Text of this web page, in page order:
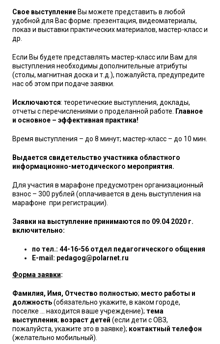
Свое выступление Вы можете представить в любой
удобной для Вас форме: презентация, видеоматериалы,
показ и выставки практических материалов, мастер-класс и
др.
Если Вы будете представлять мастер-класс или Вам для
выступления необходимы дополнительные атрибуты
(столы, магнитная доска и т.д.), пожалуйста, предупредите
нас об этом при подаче заявки.
Исключаются: теоретические выступления, доклады,
отчеты с перечислениями о проделанной работе. Главное
и основное – эффективная практика!
Время выступления – до 8 минут; мастер-класс – до 10 мин.
Выдается свидетельство участника областного
информационно-методического мероприятия.
Для участия в марафоне предусмотрен организационный
взнос – 300 рублей (оплачивается в день выступления на
марафоне при регистрации).
Заявки на выступление принимаются по 09.04 2020 г.
включительно:
по тел.: 44-16-56 отдел педагогического общения
E-mail : pedagog@polarnet.ru
Форма заявки:
Фамилия, Имя, Отчество полностью; место работы и
должность(обязательно укажите, в каком городе,
поселке … находится ваше учреждение); тема
выступления; возраст детей (если дети с ОВЗ,
пожалуйста, укажите это в заявке); контактный телефон
(желательно мобильный).